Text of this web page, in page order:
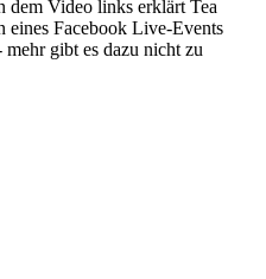
dem Video links erklärt Tea
eines Facebook Live-Events
mehr gibt es dazu nicht zu